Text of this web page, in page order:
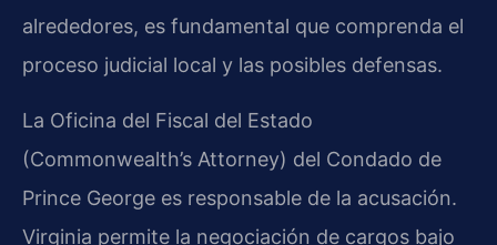
alrededores, es fundamental que comprenda el
proceso judicial local y las posibles defensas.
La Oficina del Fiscal del Estado
(Commonwealth’s Attorney) del Condado de
Prince George es responsable de la acusación.
Virginia permite la negociación de cargos bajo